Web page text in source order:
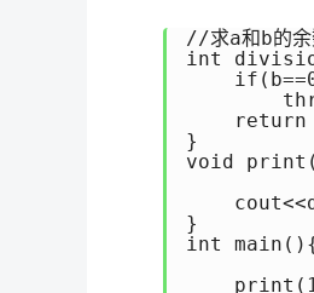
//求a和b的
int
return
}
void
}
int